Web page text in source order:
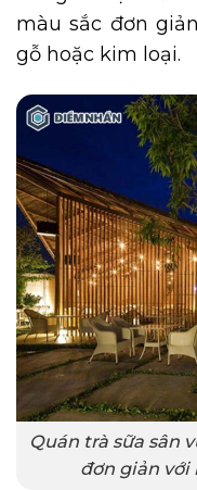
màu sắc đơn
gỗ hoặc kim loại.
Quán trà sữa sân
đơn giản